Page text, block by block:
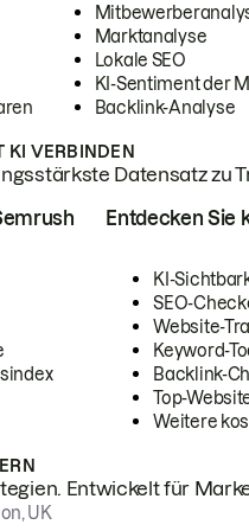
Marktanalyse
Lokale SEO
KI-Sentiment der
Backlink-Analyse
KI VERBINDEN
Datensatz zu
Entdecken Sie
KI-
SEO-
Website-
Keyword-
Backlink-
Top-
Weitere
Entwickelt für
UK